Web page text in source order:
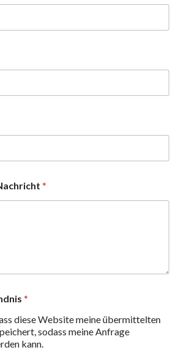
*
*
diese Website meine übermittelten
sodass meine Anfrage
kann.